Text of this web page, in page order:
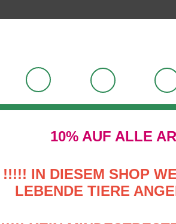
10% AUF ALLE
!!!!! IN DIESEM SHOP
LEBENDE TIERE